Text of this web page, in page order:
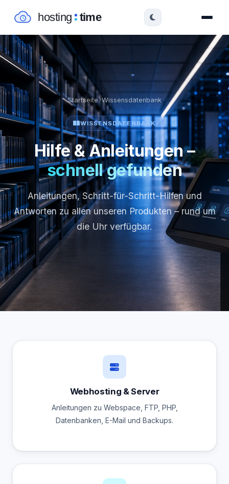
Startseite Wissensdatenbank
WISSENSDATENBANK
Hilfe & Anleitungen –
schnell gefunden
Anleitungen, Schritt-für-Schritt-Hilfen und
Antworten zu allen unseren Produkten – rund um
die Uhr verfügbar.
Webhosting & Server
Anleitungen zu Webspace, FTP, PHP,
Datenbanken, E-Mail und Backups.